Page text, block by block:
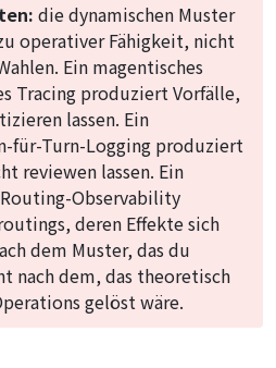
die dynamischen Muster
operativer Fähigkeit, nicht
Ein magentisches
Tracing produziert Vorfälle,
lassen. Ein
für-Turn-Logging produziert
reviewen lassen. Ein
Observability
deren Effekte sich
dem Muster, das du
nach dem, das theoretisch
gelöst wäre.